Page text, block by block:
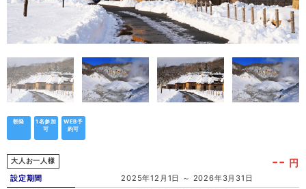
朝発
1名参加
可
WEB予
約可
大人お一人様 -- 円
設定期間
2025年12月1日 ～ 2026年3月31日